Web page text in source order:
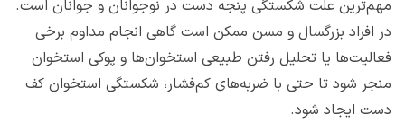
مهم‌ترین علت شکستگی پنجه دست در نوجوانان و جوانان است.
در افراد بزرگسال و مسن ممکن است گاهی انجام مداوم برخی
فعالیت‌ها یا تحلیل رفتن طبیعی استخوان‌ها و پوکی استخوان
منجر شود تا حتی با ضربه‌های کم‌فشار، شکستگی استخوان کف
دست ایجاد شود.